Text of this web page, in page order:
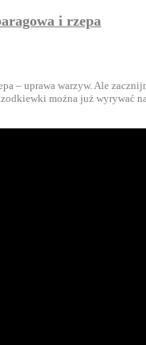
i rzepa
– uprawa warzyw. Ale
można już wyrywać